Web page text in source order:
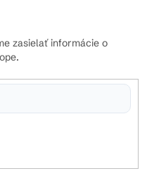
zasielať informácie o